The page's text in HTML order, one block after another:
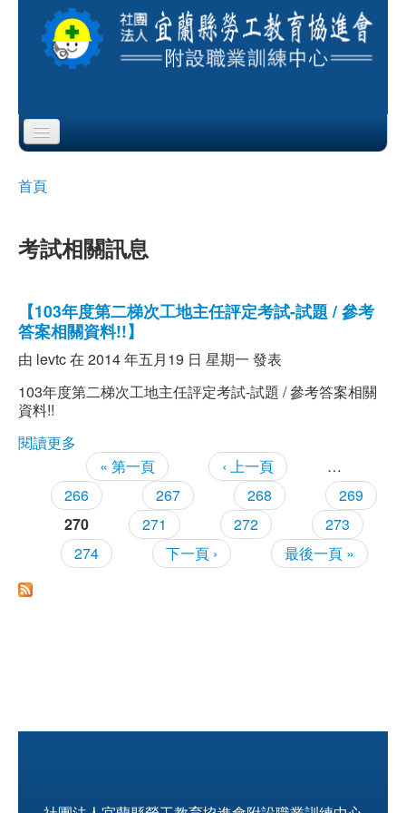
Skip to content
Skip to navigation
服務項目
公布欄
課程公告
即測即評
職安測驗
交通位置
線上報名
反應信箱
您在這裡
首頁
考試相關訊息
【103年度第二梯次工地主任評定考試-試題 / 參考
答案相關資料!!】
由 levtc在 2014 年五月19 日 星期一 發表
103年度第二梯次工地主任評定考試-試題 / 參考答案相關
資料!!
閱讀更多
考答案相關資料!!】
« 第一頁 ‹ 上一頁
…
266
267 268
269
270
271 272
273
274
下一頁 › 最後一頁 »